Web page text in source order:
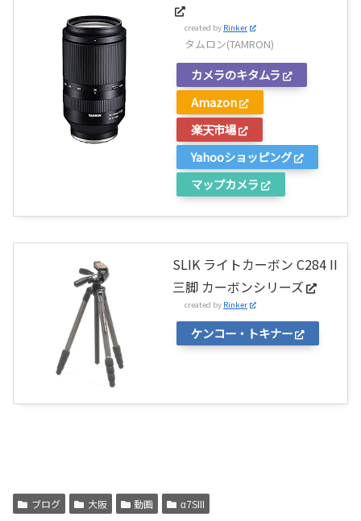
created by Rinker
タムロン(TAMRON)
カメラのキタムラ
Amazon
楽天市場
Yahooショッピング
マップカメラ
SLIK ライトカーボン C284 II
三脚 カーボンシリーズ
created by Rinker
ケンコー・トキナー
ブログ 大阪 動画 α7SIII